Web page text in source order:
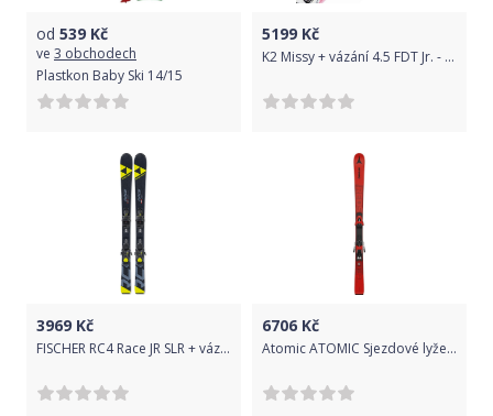
od 539 Kč
ve 3 obchodech
Plastkon Baby Ski 14/15
5199 Kč
K2 Missy + vázání 4.5 FDT Jr. - White 129
3969 Kč
FISCHER RC4 Race JR SLR + vázání FJ7 AC SLR 150 cm
6706 Kč
Atomic ATOMIC Sjezdové lyže Atomic REDSTER J9 RS J-RP2 + COLT 7 C 21/22